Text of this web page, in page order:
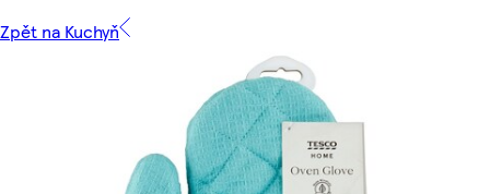
Zpět na Kuchyň